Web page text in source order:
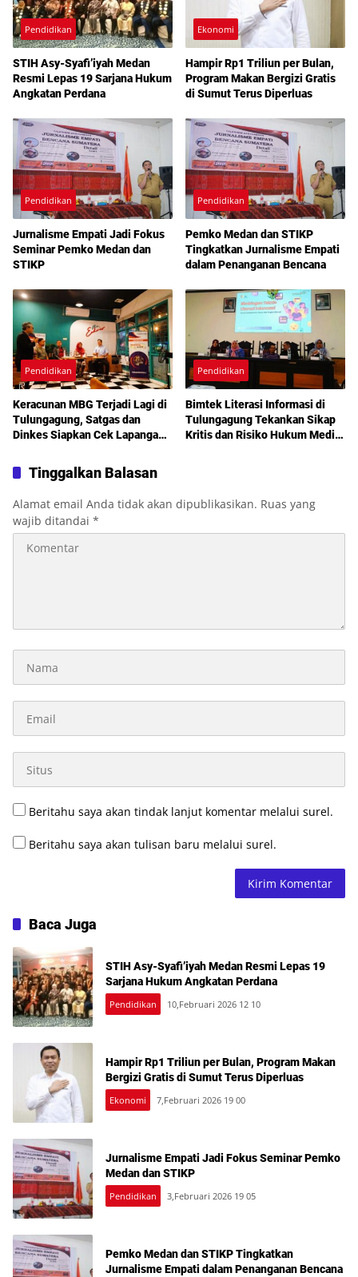
Pendidikan
STIH Asy-Syafi’iyah Medan
Resmi Lepas 19 Sarjana Hukum
Angkatan Perdana
Ekonomi
Hampir Rp1 Triliun per Bulan,
Program Makan Bergizi Gratis
di Sumut Terus Diperluas
Pendidikan
Jurnalisme Empati Jadi Fokus
Seminar Pemko Medan dan
STIKP
Pendidikan
Pemko Medan dan STIKP
Tingkatkan Jurnalisme Empati
dalam Penanganan Bencana
Pendidikan
Keracunan MBG Terjadi Lagi di
Tulungagung, Satgas dan
Dinkes Siapkan Cek Lapangan
Pendidikan
Bimtek Literasi Informasi di
Tulungagung Tekankan Sikap
Kritis dan Risiko Hukum Media
Tinggalkan Balasan
Alamat email Anda tidak akan dipublikasikan. Ruas yang
wajib ditandai *
Beritahu saya akan tindak lanjut komentar melalui surel.
Beritahu saya akan tulisan baru melalui surel.
Baca Juga
STIH Asy-Syafi’iyah Medan Resmi Lepas 19
Sarjana Hukum Angkatan Perdana
Pendidikan 10,Februari 2026 12 10
Hampir Rp1 Triliun per Bulan, Program Makan
Bergizi Gratis di Sumut Terus Diperluas
Ekonomi 7,Februari 2026 19 00
Jurnalisme Empati Jadi Fokus Seminar Pemko
Medan dan STIKP
Pendidikan 3,Februari 2026 19 05
Pemko Medan dan STIKP Tingkatkan
Jurnalisme Empati dalam Penanganan Bencana